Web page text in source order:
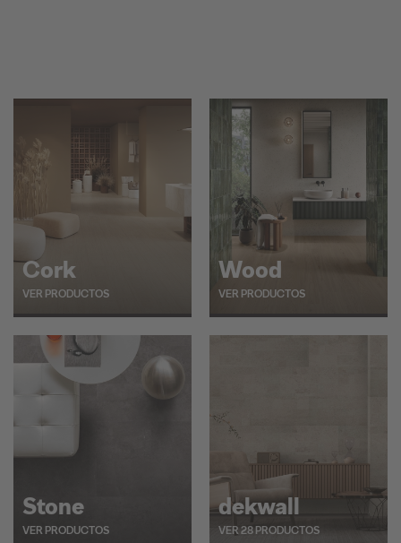
Cork
VER PRODUCTOS
Wood
VER PRODUCTOS
Stone
VER PRODUCTOS
dekwall
VER 28 PRODUCTOS